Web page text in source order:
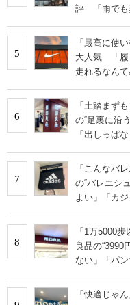
評 「雨でも
5
「最高に使
大人気 「履
走れるなんて
6
「土踏まず
の“足裏に沿
「出しっぱ
7
「こんなバ
の“バレエシ
よい」「カ
8
「1万5000
良品の“3990
ない」「パ
「快適じゃ